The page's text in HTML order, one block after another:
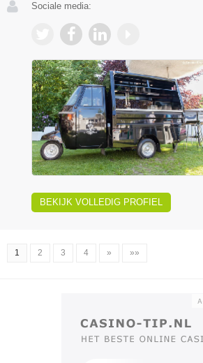
Sociale media:
BEKIJK VOLLEDIG PROFIEL
1 2 3 4 » »»